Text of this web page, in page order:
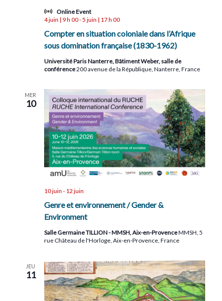
Compter en situation coloniale dans l’Afrique
sous domination française (1830-1962)
4 juin | 9 h 00-5 juin | 17 h 00
Université Paris Nanterre, Bâtiment Weber, salle de
conférence200 avenue de la République, Nanterre, France
Online Event
MER
10
Genre et environnement / Gender &
Environment
10 juin - 12 juin
Salle Germaine TILLION - MMSH, Aix-en-ProvenceMMSH, 5
rue Château de l'Horloge, Aix-en-Provence, France
JEU
11